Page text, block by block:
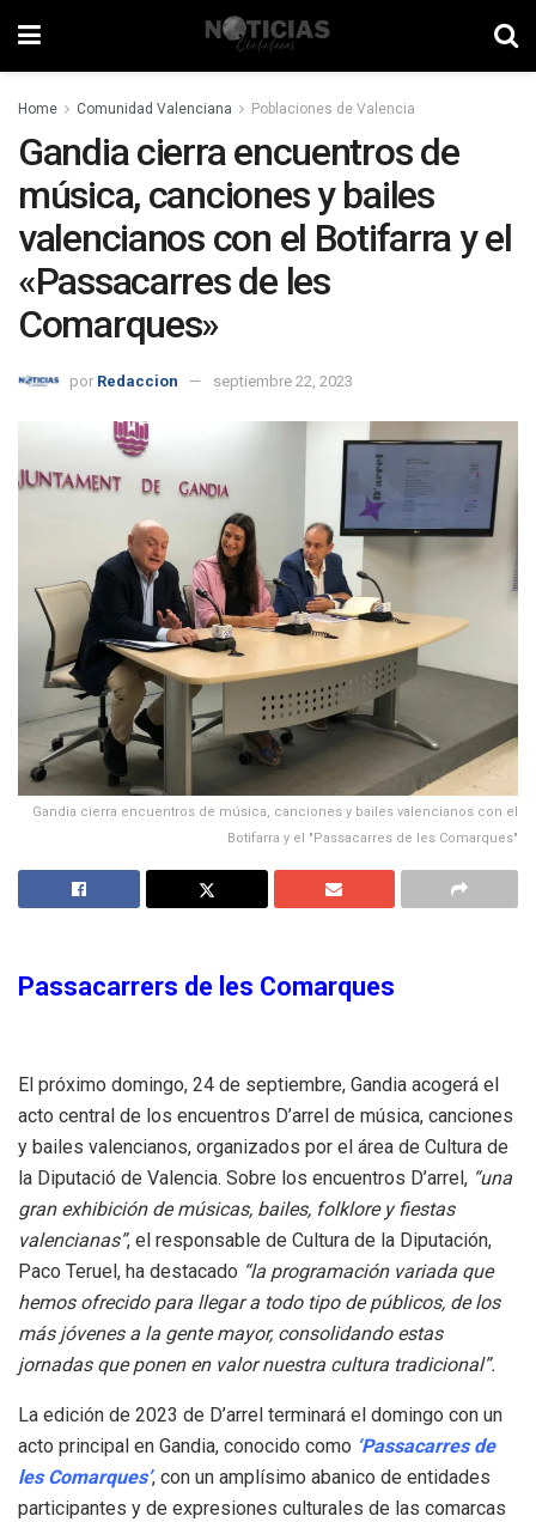
Home Comunidad Valenciana Poblaciones de Valencia
Gandia cierra encuentros de
música, canciones y bailes
valencianos con el Botifarra y el
«Passacarres de les
Comarques»
por Redaccion septiembre 22, 2023
Gandia cierra encuentros de música, canciones y bailes valencianos con el
Botifarra y el "Passacarres de les Comarques"
Passacarrers de les Comarques
El próximo domingo, 24 de septiembre, Gandia acogerá el
acto central de los encuentros D’arrel de música, canciones
y bailes valencianos, organizados por el área de Cultura de
la Diputació de Valencia. Sobre los encuentros D’arrel, “una
gran exhibición de músicas, bailes, folklore y fiestas
valencianas”, el responsable de Cultura de la Diputación,
Paco Teruel, ha destacado “la programación variada que
hemos ofrecido para llegar a todo tipo de públicos, de los
más jóvenes a la gente mayor, consolidando estas
jornadas que ponen en valor nuestra cultura tradicional”.
La edición de 2023 de D’arrel terminará el domingo con un
acto principal en Gandia, conocido como ‘Passacarres de
les Comarques’, con un amplísimo abanico de entidades
participantes y de expresiones culturales de las comarcas